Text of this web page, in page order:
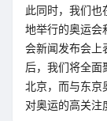
此同时，我们也
地举行的奥运会
会新闻发布会上
后，我们将全面
北京，而与东京
对奥运的高关注